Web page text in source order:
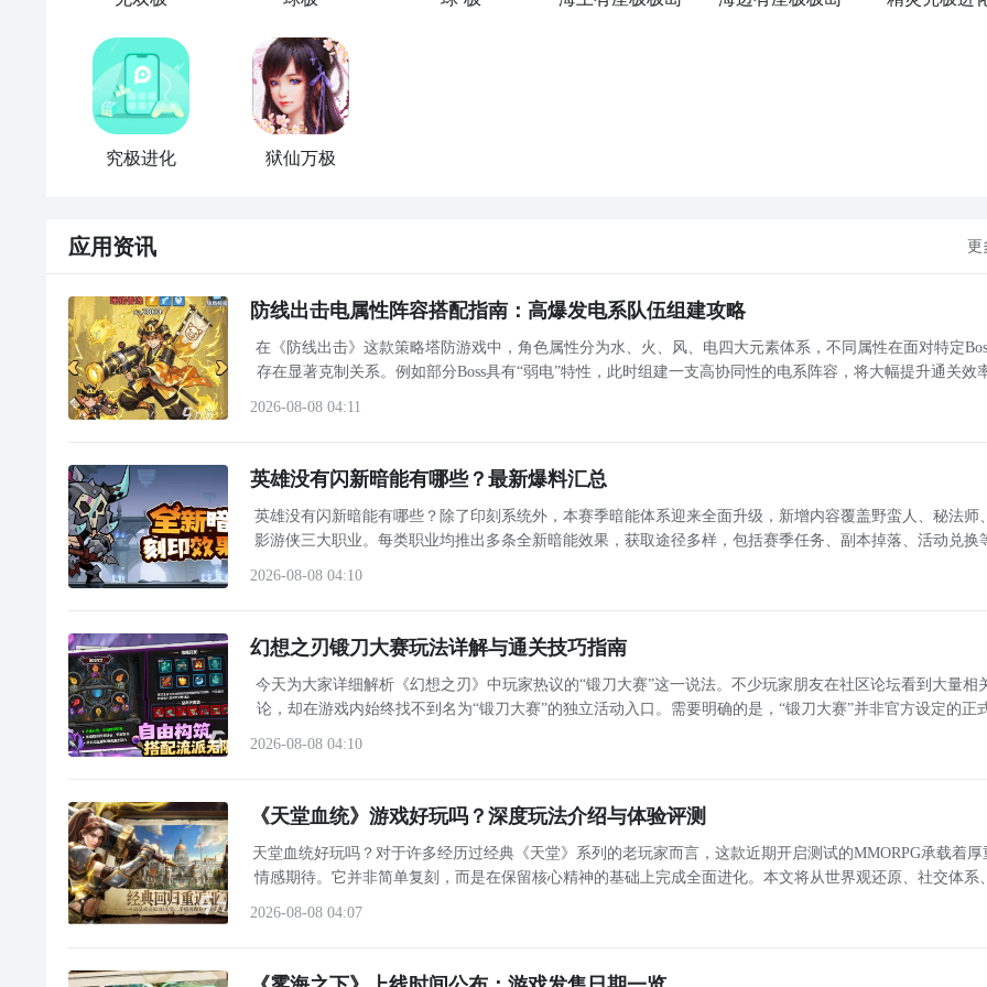
1.95/80/70/45/鬼连斩是核心技能，其余非觉醒技能均非不可替代，可以根据副本灵活选择
2.70技能虽然自带大范围控制长时间无敌和高输出量，但演出时间较长而且秒伤较低，并不契合剑鬼的输出模式，如果
求单轮极限爆发或者追求操作量较小的游戏体验则推荐点满，搬砖号和新手玩家推荐点满
3.合击月灵斩的范围极大，适合清理小怪较多的
极诣契魔者加点
三觉后二觉的sp取消加上 韩服被动改版，蛇腹4剑成为弥补真空期的有效措施，这对未达到斩杀线的朋友是一个不错的选
择。加点方面舍弃普诺（加1当成保命
率），技能命中率高（减少怪物躲技能）。具体体现在：相同
伤害更高（耳熟能详的打桩），达到同一Q伤害时间
今天出了普诺和鸡血魔剑的护石，虽然没有塔莫斯但是不知道明天能否开到，所以先体验一下。去修炼场试了几种加
概选定了，大概满足了上面的要求，tp所有大技能包括普诺点满，剩余给蛇腹剑刺。无任何猴戏，仅使用图中看得到的
（轻甲速度是真的慢，跟我皮甲剑帝不是一个体验...）。
多练习。群魔贴图太多导致伤害掉太多。毕业的话推荐塔莫斯（强烈推荐）、普诺、鸡血三选二，但是有群魔了不要扔
不定哪天修复了。
总的来说100版本的加点流派：续航以蛇腹剑为主配合cd巨剑等减cd装备，爆发以大技能为主配合上帝巨剑改恶套大恍
神。
《DNF》极诣驭剑士怎么加点 极诣驭剑士加点推荐
极诣驭剑士加点
展开更多
《DNF》极诣剑魔装备怎么选择 极诣剑魔装备选择推荐
DNF100版本将会开放 剑魔 的三觉职业，也就是极诣剑魔。想要提高极诣剑魔战斗力， 装备选择非常重要。那么新版本
诣剑魔什么装备厉害？下面就将带来DNF极诣剑魔100SS装备推荐
极诣剑魔装备
究极进化 狱仙万极
应用资讯 更
防线出击电属性阵容搭配指南：高爆发电系队伍组建攻略
在《防线出击》这款策略塔防游戏中，角色属性分为水、火、风、电四大元素体系，不同属性在面对特定
存在显著克制关系。例如部分Boss具有“弱电”特性，此时组建一支高协同性的电系阵容，将大幅提升通关效
2026-08-08 04:11
英雄没有闪新暗能有哪些？最新爆料汇总
英雄没有闪新暗能有哪些？除了印刻系统外，本赛季暗能体系迎来全面升级，新增内容覆盖野蛮人、秘法师
影游侠三大职业。每类职业均推出多条全新暗能效果，获取途径多样，包括赛季任务、副本掉落、活动兑换
2026-08-08 04:10
幻想之刃锻刀大赛玩法详解与通关技巧指南
今天为大家详细解析《幻想之刃》中玩家热议的“锻刀大赛”这一说法。不少玩家朋友在社区论坛看到大量相
论，却在游戏内始终找不到名为“锻刀大赛”的独立活动入口。需要明确的是，“锻刀大赛”并非官方设定的正
2026-08-08 04:10
《天堂血统》游戏好玩吗？深度玩法介绍与体验评测
天堂血统好玩吗？对于许多经历过经典《天堂》系列的老玩家而言，这款近期开启测试的MMORPG承载着厚
情感期待。它并非简单复刻，而是在保留核心精神的基础上完成全面进化。本文将从世界观还原、社交体系
2026-08-08 04:07